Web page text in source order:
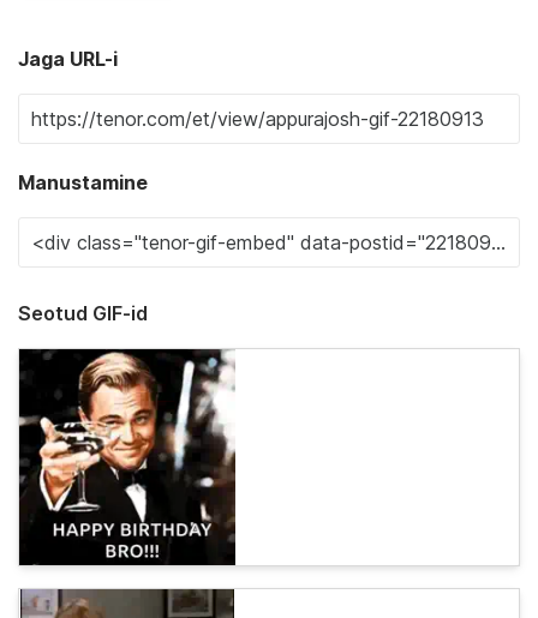
Jaga URL-i
Manustamine
Seotud GIF-id